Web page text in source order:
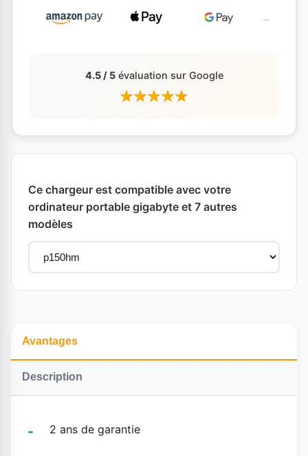
4.5 / 5évaluation sur Google
Ce chargeur est compatible avec votre
ordinateur portable gigabyte et 7 autres
modèles
Avantages
Description
2 ans de garantie